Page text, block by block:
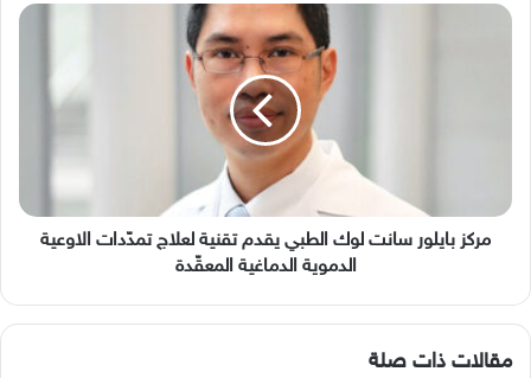
مركز
تمدّدات
الاوعيةمركز بايلور سانت لوك الطبي يقدم تقنية لعلاج تمدّدات الاوعية
الدموية الدماغية المعقّدة
مقالات ذات صلة